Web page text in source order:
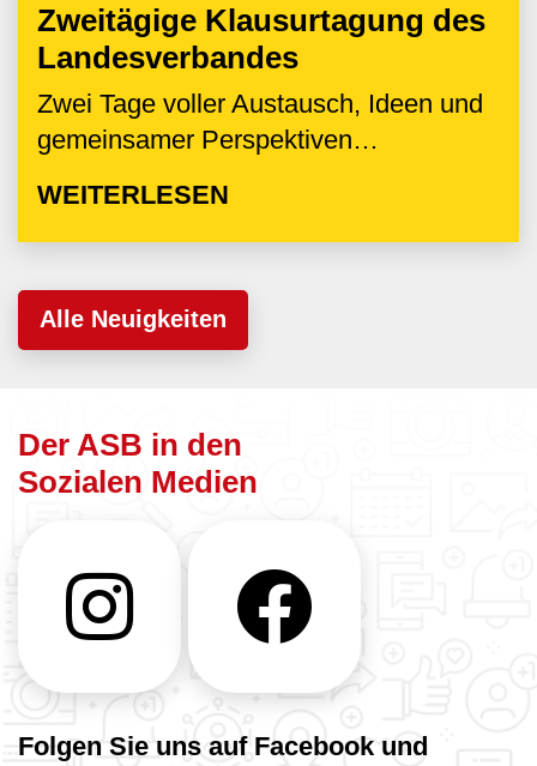
Zweitägige Klausurtagung des
Landesverbandes
Zwei Tage voller Austausch, Ideen und
gemeinsamer Perspektiven…
WEITERLESEN
Alle Neuigkeiten
Der ASB in den
Sozialen Medien
Folgen Sie uns auf Facebook und